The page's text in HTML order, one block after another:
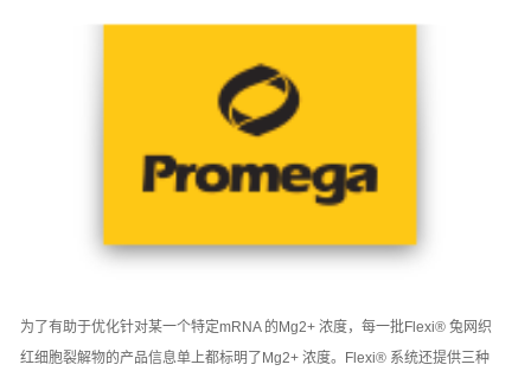
为了有助于优化针对某一个特定mRNA 的Mg2+ 浓度，每一批Flexi® 兔网织
红细胞裂解物的产品信息单上都标明了Mg2+ 浓度。Flexi® 系统还提供三种